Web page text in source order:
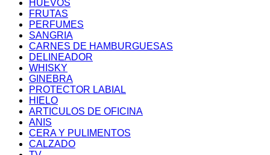
HUEVOS
FRUTAS
PERFUMES
SANGRIA
CARNES DE HAMBURGUESAS
DELINEADOR
WHISKY
GINEBRA
PROTECTOR LABIAL
HIELO
ARTICULOS DE OFICINA
ANIS
CERA Y PULIMENTOS
CALZADO